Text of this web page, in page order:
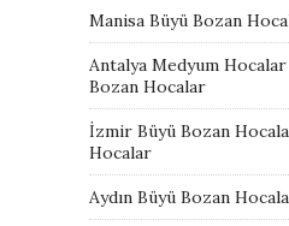
Manisa Büyü Bozan
Antalya Medyum
Bozan Hocalar
İzmir Büyü Bozan
Hocalar
Aydın Büyü Bozan